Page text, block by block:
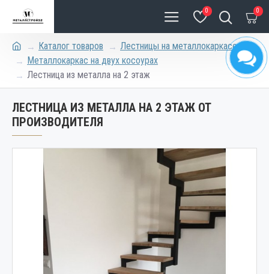
0 0
Каталог товаров
Лестницы на металлокаркасе
Металлокаркас на двух косоурах
Лестница из металла на 2 этаж
ЛЕСТНИЦА ИЗ МЕТАЛЛА НА 2 ЭТАЖ ОТ
ПРОИЗВОДИТЕЛЯ